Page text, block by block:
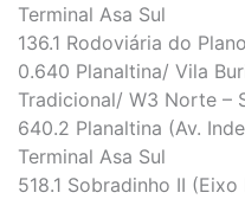
Terminal Asa Sul
136.1 Rodoviária do
0.640 Planaltina/ Vila
Tradicional/ W3 Norte –
640.2 Planaltina (Av.
Terminal Asa Sul
518.1 Sobradinho II